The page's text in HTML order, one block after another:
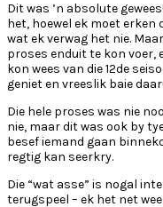
Dit was ’n absolute
het, hoewel ek moet erken
wat ek verwag het nie.
proses enduit te kon voer,
kon wees van die 12de
geniet en vreeslik baie
Die hele proses was nie
nie, maar dit was ook by
besef iemand gaan
regtig kan seerkry.
Die “wat asse” is nogal
terugspeel – ek het net